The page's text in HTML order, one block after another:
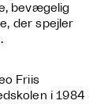
bevægelig
der spejler
Friis
i 1984